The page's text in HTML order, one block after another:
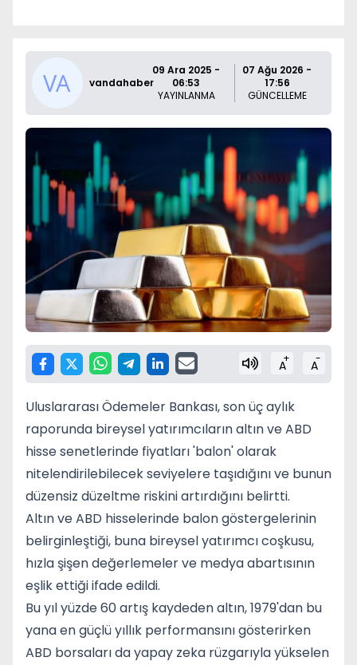
vandahaber
09 Ara 2025 -
06:53
YAYINLANMA
07 Ağu 2026 -
17:56
GÜNCELLEME
A+ A-
Uluslararası Ödemeler Bankası, son üç aylık
raporunda bireysel yatırımcıların altın ve ABD
hisse senetlerinde fiyatları 'balon' olarak
nitelendirilebilecek seviyelere taşıdığını ve bunun
düzensiz düzeltme riskini artırdığını belirtti.
Altın ve ABD hisselerinde balon göstergelerinin
belirginleştiği, buna bireysel yatırımcı coşkusu,
hızla şişen değerlemeler ve medya abartısının
eşlik ettiği ifade edildi.
Bu yıl yüzde 60 artış kaydeden altın, 1979'dan bu
yana en güçlü yıllık performansını gösterirken
ABD borsaları da yapay zeka rüzgarıyla yükselen